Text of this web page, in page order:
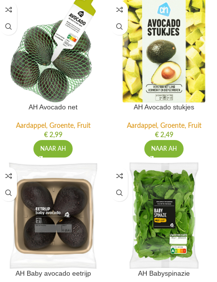
AH Avocado net
Aardappel, Groente, Fruit
€2,99
NAAR AH
AH Avocado stukjes
Aardappel, Groente, Fruit
€2,49
NAAR AH
AH Baby avocado eetrijp AH Babyspinazie